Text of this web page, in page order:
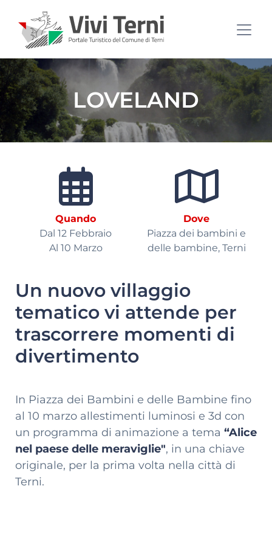
LOVELAND
Quando
Dal 12 Febbraio
Al 10 Marzo
Dove
Piazza dei bambini e
delle bambine, Terni
Un nuovo villaggio
tematico vi attende per
trascorrere momenti di
divertimento
In Piazza dei Bambini e delle Bambine fino
al 10 marzo allestimenti luminosi e 3d con
un programma di animazione a tema “Alice
nel paese delle meraviglie", in una chiave
originale, per la prima volta nella città di
Terni.